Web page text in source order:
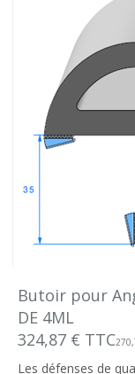
Butoir pour
DE 4ML
324,87 € TTC
Les défenses de